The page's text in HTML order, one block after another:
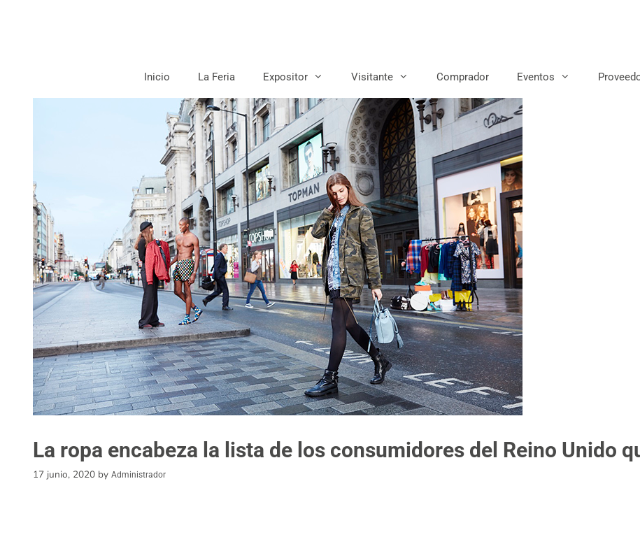
Inicio La Feria Expositor Visitante Comprador Eventos
La ropa encabeza la lista de los consumidores del Reino Unido
17 junio, 2020 by Administrador